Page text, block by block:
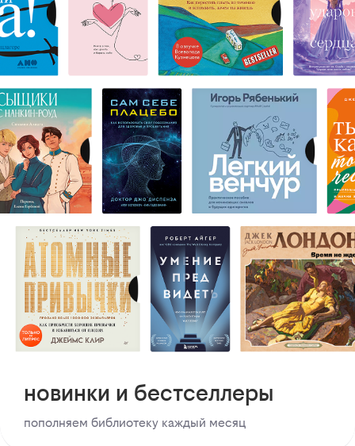
новинки и бестселлеры
пополняем библиотеку каждый месяц